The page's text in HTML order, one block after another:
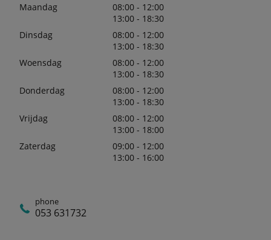
Maandag
08:00 - 12:00
13:00 - 18:30
Dinsdag
08:00 - 12:00
13:00 - 18:30
Woensdag
08:00 - 12:00
13:00 - 18:30
Donderdag
08:00 - 12:00
13:00 - 18:30
Vrijdag
08:00 - 12:00
13:00 - 18:00
Zaterdag
09:00 - 12:00
13:00 - 16:00
phone
053 631732